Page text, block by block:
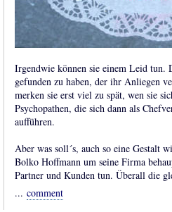
Irgendwie können sie einem Leid tun.
gefunden zu haben, der ihr Anliegen
merken sie erst viel zu spät, wen sie
Psychopathen, die sich dann als
aufführen.
Aber was soll´s, auch so eine
Bolko Hoffmann um seine Firma
Partner und Kunden tun. Überall die
... comment